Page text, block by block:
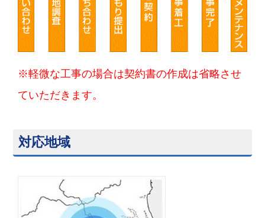
※軽微な工事の場合は契約書の作成は省略させ
ていただきます。
対応地域